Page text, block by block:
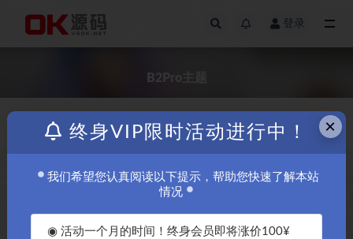
登录
B2Pro主题
价格 更新日期 ×
终身VIP限时活动进行中！
我们希望您认真阅读以下提示，帮助您快速了解本站
情况
◉ 活动一个月的时间！终身会员即将涨价100¥